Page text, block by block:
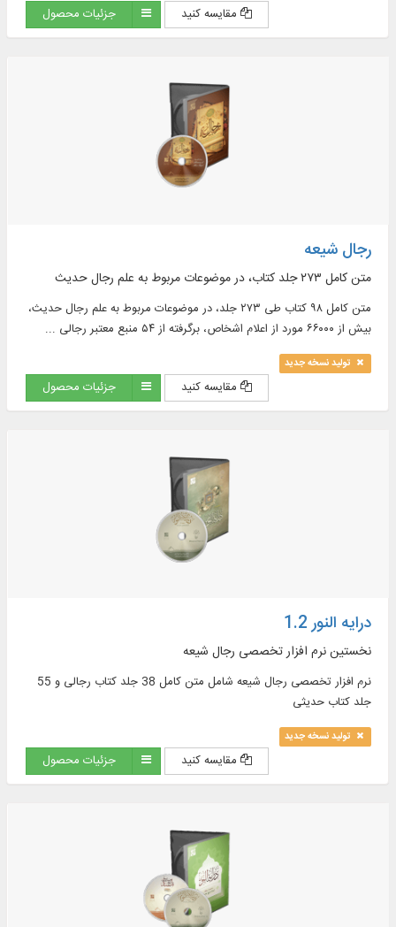
مقایسه کنید جزئیات محصول
رجال شیعه
متن کامل ۲۷۳ جلد کتاب، در موضوعات مربوط به علم رجال حدیث
متن کامل ۹۸ کتاب طی ۲۷۳ جلد، در موضوعات مربوط به علم رجال حدیث،
بیش از ۶۶۰۰۰ مورد از اعلام اشخاص، برگرفته از ۵۴ منبع معتبر رجالی ...
تولید نسخه جدید
مقایسه کنید جزئیات محصول
درایه النور 1.2
نخستین نرم افزار تخصصی رجال شیعه
نرم ‏افزار تخصصى رجال شيعه شامل متن كامل 38 جلد كتاب رجالى و 55
جلد كتاب حديثى
تولید نسخه جدید
مقایسه کنید جزئیات محصول